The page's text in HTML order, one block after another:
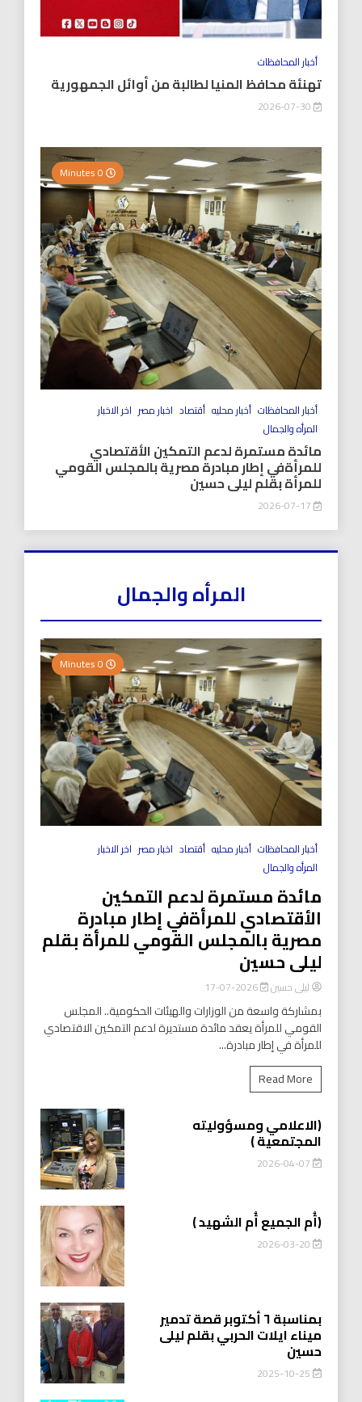
أخبار المحافظات
تهنئة محافظ المنيا لطالبة من أوائل الجمهورية
أخبار المحافظات أخبار محليه أقتصاد اخبار مصر اخر الاخبار
المرأه والجمال
مائدة مستمرة لدعم التمكين الأقتصادي
للمرأةفي إطار مبادرة مصرية بالمجلس القومي
للمرأة بقلم ليلى حسين
المرأه والجمال
أخبار المحافظات أخبار محليه أقتصاد اخبار مصر اخر الاخبار
المرأه والجمال
مائدة مستمرة لدعم التمكين
الأقتصادي للمرأةفي إطار مبادرة
مصرية بالمجلس القومي للمرأة بقلم
ليلى حسين
ليلى حسين 2026-07-17
بمشاركة واسعة من الوزارات والهيئات الحكومية.. المجلس
القومي للمرأة يعقد مائدة مستديرة لدعم التمكين الاقتصادي
للمرأة في إطار مبادرة...
Read More
(الاعلامي ومسؤوليته
المجتمعية )
2026-04-07
(أُم الجميع أُم الشهيد )
2026-03-20
بمناسبة ٦ أكتوبر قصة تدمير
ميناء ايلات الحربي بقلم ليلى
حسين
2025-10-25